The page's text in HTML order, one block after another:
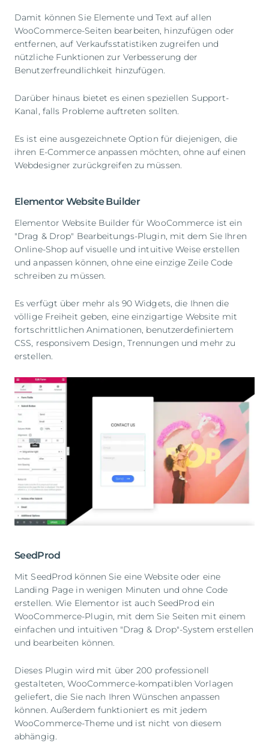
Damit können Sie Elemente und Text auf allen
WooCommerce-Seiten bearbeiten, hinzufügen oder
entfernen, auf Verkaufsstatistiken zugreifen und
nützliche Funktionen zur Verbesserung der
Benutzerfreundlichkeit hinzufügen.
Darüber hinaus bietet es einen speziellen Support-
Kanal, falls Probleme auftreten sollten.
Es ist eine ausgezeichnete Option für diejenigen, die
ihren E-Commerce anpassen möchten, ohne auf einen
Webdesigner zurückgreifen zu müssen.
Elementor Website Builder
Elementor Website Builder für WooCommerce ist ein
"Drag & Drop" Bearbeitungs-Plugin, mit dem Sie Ihren
Online-Shop auf visuelle und intuitive Weise erstellen
und anpassen können, ohne eine einzige Zeile Code
schreiben zu müssen.
Es verfügt über mehr als 90 Widgets, die Ihnen die
völlige Freiheit geben, eine einzigartige Website mit
fortschrittlichen Animationen, benutzerdefiniertem
CSS, responsivem Design, Trennungen und mehr zu
erstellen.
SeedProd
Mit SeedProd können Sie eine Website oder eine
Landing Page in wenigen Minuten und ohne Code
erstellen. Wie Elementor ist auch SeedProd ein
WooCommerce-Plugin, mit dem Sie Seiten mit einem
einfachen und intuitiven "Drag & Drop"-System erstellen
und bearbeiten können.
Dieses Plugin wird mit über 200 professionell
gestalteten, WooCommerce-kompatiblen Vorlagen
geliefert, die Sie nach Ihren Wünschen anpassen
können. Außerdem funktioniert es mit jedem
WooCommerce-Theme und ist nicht von diesem
abhängig.